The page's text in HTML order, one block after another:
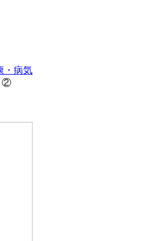
・病気
②